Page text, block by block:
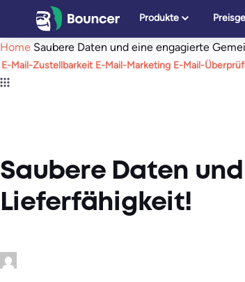
springen
Produkte
Home Saubere Daten und eine engagierte
E-Mail-Zustellbarkeit E-Mail-Marketing E-Mail-
Saubere Daten
Lieferfähigkeit!